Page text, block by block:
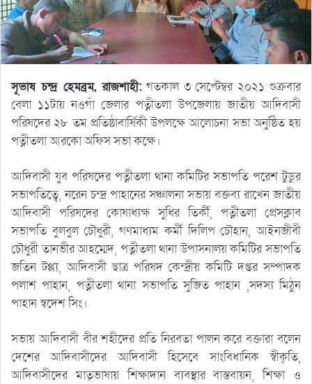
সূভাষ চন্দ্র হেমব্রম, রাজশাহী: গতকাল ৩ সেপ্টেম্বর ২০২১ শুক্রবার
বেলা ১১টায় নওগাঁ জেলার পত্নীতলা উপজেলায় জাতীয় আদিবাসী
পরিষদের ২৮ তম প্রতিষ্ঠাবার্ষিকী উপলক্ষে আলোচনা সভা অনুষ্ঠিত হয়
পত্নীতলা আরকো অফিস সভা কক্ষে।
আদিবাসী যুব পরিষদের পত্নীতলা থানা কমিটির সভাপতি পরেশ টুডুর
সভাপতিত্বে, নরেন চন্দ্র পাহানের সঞ্চালনা সভায় বক্তব্য রাখেন জাতীয়
আদিবাসী পরিষদের কোষাধ্যক্ষ সুধির তির্কী, পত্নীতলা প্রেসক্লাব
সভাপতি বুলবুল চৌধুরী, গণমাধ্যম কর্মী দিলিপ চৌহান, আইনজীবী
চৌধুরী তানভীর আহম্মেদ, পত্নীতলা থানা উপাসনালয় কমিটির সভাপতি
জতিন টপ্প্য, আদিবাসী ছাত্র পরিষদ কেন্দ্রীয় কমিটি দপ্তর সম্পাদক
পলাশ পাহান, পত্নীতলা থানা সভাপতি সুজিত পাহান ,সদস্য মিঠুন
পাহান স্বদেশ সিং।
সভায় আদিবাসী বীর শহীদের প্রতি নিরবতা পালন করে বক্তারা বলেন
দেশের আদিবাসীদের আদিবাসী হিসেবে সাংবিধানিক স্বীকৃতি,
আদিবাসীদের মাতৃভাষায় শিক্ষাদান ব্যবস্থার বাস্তবায়ন, শিক্ষা ও